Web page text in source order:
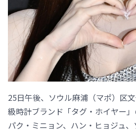
25日午後、ソウル麻浦（マポ）区
級時計ブランド「タグ・ホイヤー」
パク・ミニョン、ハン・ヒョジュ